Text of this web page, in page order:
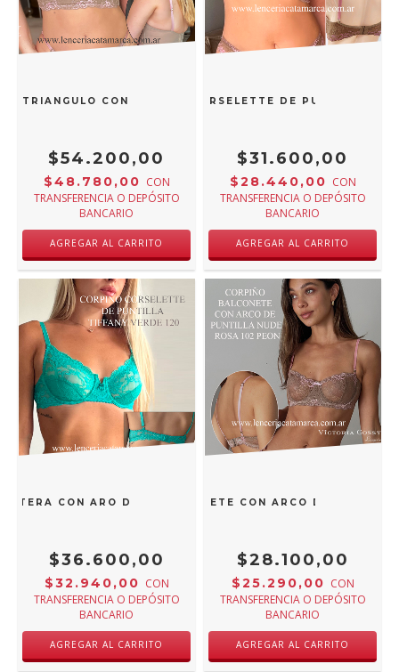
TRIANGULO CON ARO DE PUNTILLA NUDE ROSA 170 PEON
$54.200,00
$48.780,00 CON
TRANSFERENCIA O DEPÓSITO
BANCARIO
AGREGAR AL CARRITO
VICTORIA COSSY CORPIÑO CORSELETTE DE PUNTILLA
$31.600,00
$28.440,00 CON
TRANSFERENCIA O DEPÓSITO
BANCARIO
AGREGAR AL CARRITO
CON ARO DE PUNTILLA TIFFANY VERDE 106TIFF
$36.600,00
$32.940,00 CON
TRANSFERENCIA O DEPÓSITO
BANCARIO
AGREGAR AL CARRITO
COSSY CORPIÑO BALCONETE CON ARCO DE
$28.100,00
$25.290,00 CON
TRANSFERENCIA O DEPÓSITO
BANCARIO
AGREGAR AL CARRITO